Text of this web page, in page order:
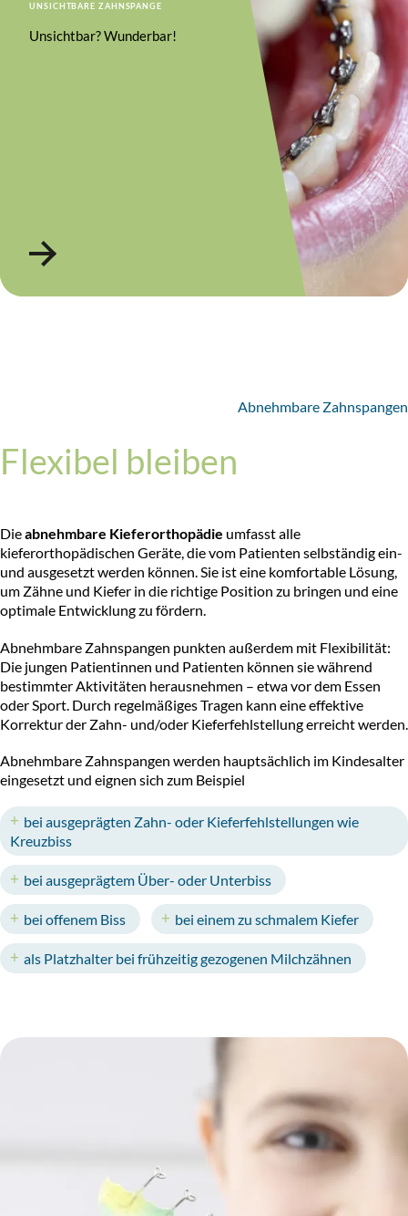
UNSICHTBARE ZAHNSPANGE
Unsichtbar? Wunderbar!
Abnehmbare Zahnspangen
Flexibel bleiben
Dieabnehmbare Kieferorthopädie umfasst alle
kieferorthopädischen Geräte, die vom Patienten selbständig ein-
und ausgesetzt werden können. Sie ist eine komfortable Lösung,
um Zähne und Kiefer in die richtige Position zu bringen und eine
optimale Entwicklung zu fördern.
Abnehmbare Zahnspangen punkten außerdem mit Flexibilität:
Die jungen Patientinnen und Patienten können sie während
bestimmter Aktivitäten herausnehmen – etwa vor dem Essen
oder Sport. Durch regelmäßiges Tragen kann eine effektive
Korrektur der Zahn- und/oder Kieferfehlstellung erreicht werden.
Abnehmbare Zahnspangen werden hauptsächlich im Kindesalter
eingesetzt und eignen sich zum Beispiel
bei ausgeprägten Zahn- oder Kieferfehlstellungen wie
Kreuzbiss
bei ausgeprägtem Über- oder Unterbiss
bei offenem Biss bei einem zu schmalem Kiefer
als Platzhalter bei frühzeitig gezogenen Milchzähnen